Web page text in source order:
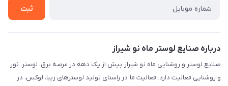
ثبت
درباره صنایع لوستر ماه نو شیراز
صنایع لوستر و روشنایی ماه نو شیراز بیش از یک دهه در عرصه برق، لوستر، نور
و روشنایی فعالیت دارد. فعالیت ما در راستای تولید لوسترهای زیبا، لوکس، در